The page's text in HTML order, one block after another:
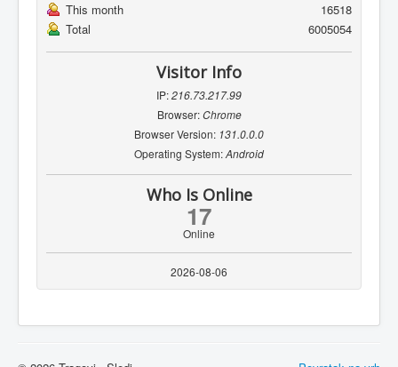
This month
16518
Total
6005054
Visitor Info
IP:216.73.217.99
Browser:Chrome
Browser Version: 131.0.0.0
Operating System:Android
Who Is Online
17
Online
2026-08-06